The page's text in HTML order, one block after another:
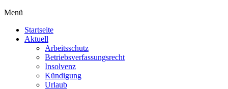
Menü
Startseite
Aktuell
Arbeitsschutz
Betriebsverfassungsrecht
Insolvenz
Kündigung
Urlaub